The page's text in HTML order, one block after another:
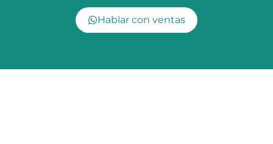
Hablar con ventas